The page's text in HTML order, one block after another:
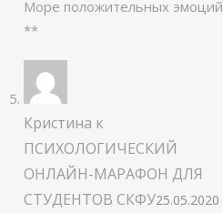
Море положительных эмоций
**
Кристина к
ПСИХОЛОГИЧЕСКИЙ
ОНЛАЙН-МАРАФОН ДЛЯ
СТУДЕНТОВ СКФУ25.05.2020